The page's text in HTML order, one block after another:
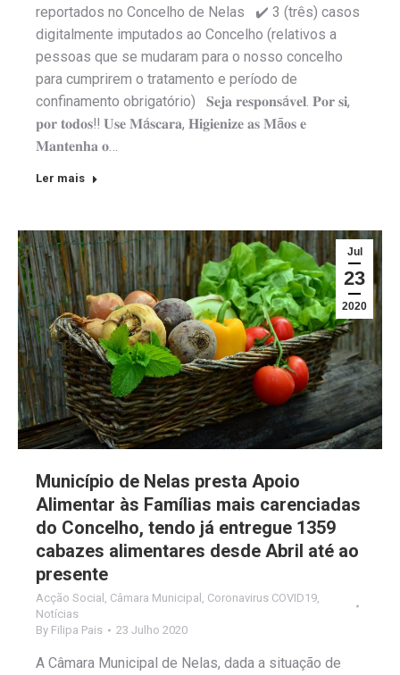
reportados no Concelho de Nelas ✔️ 3 (três) casos
digitalmente imputados ao Concelho (relativos a
pessoas que se mudaram para o nosso concelho
para cumprirem o tratamento e período de
confinamento obrigatório) 𝐒𝐞𝐣𝐚 𝐫𝐞𝐬𝐩𝐨𝐧𝐬á𝐯𝐞𝐥. 𝐏𝐨𝐫 𝐬𝐢,
𝐩𝐨𝐫 𝐭𝐨𝐝𝐨𝐬‼️ 𝐔𝐬𝐞 𝐌á𝐬𝐜𝐚𝐫𝐚, 𝐇𝐢𝐠𝐢𝐞𝐧𝐢𝐳𝐞 𝐚𝐬 𝐌ã𝐨𝐬 𝐞
𝐌𝐚𝐧𝐭𝐞𝐧𝐡𝐚 𝐨…
Ler mais
Jul
23
2020
Município de Nelas presta Apoio
Alimentar às Famílias mais carenciadas
do Concelho, tendo já entregue 1359
cabazes alimentares desde Abril até ao
presente
Acção Social Câmara Municipal Coronavirus COVID19
Notícias
By Filipa Pais 23 Julho 2020
A Câmara Municipal de Nelas, dada a situação de